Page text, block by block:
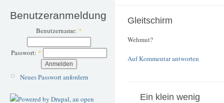
Benutzeranmeldung
Benutzername: *
Passwort: *
Neues Passwort anfordern
Gleitschirm
Wehmut?
Auf Kommentar antworten
Ein klein wenig